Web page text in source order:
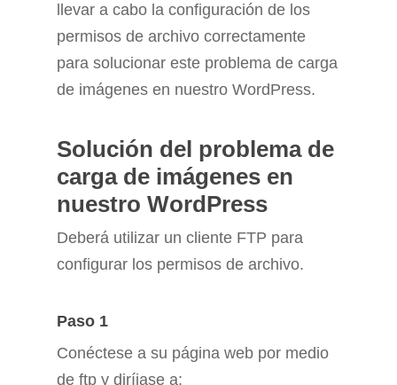
llevar a cabo la configuración de los
permisos de archivo correctamente
para solucionar este problema de carga
de imágenes en nuestro WordPress.
Solución del problema de
carga de imágenes en
nuestro WordPress
Deberá utilizar un cliente FTP para
configurar los permisos de archivo.
Paso 1
Conéctese a su página web por medio
de ftp y diríjase a: